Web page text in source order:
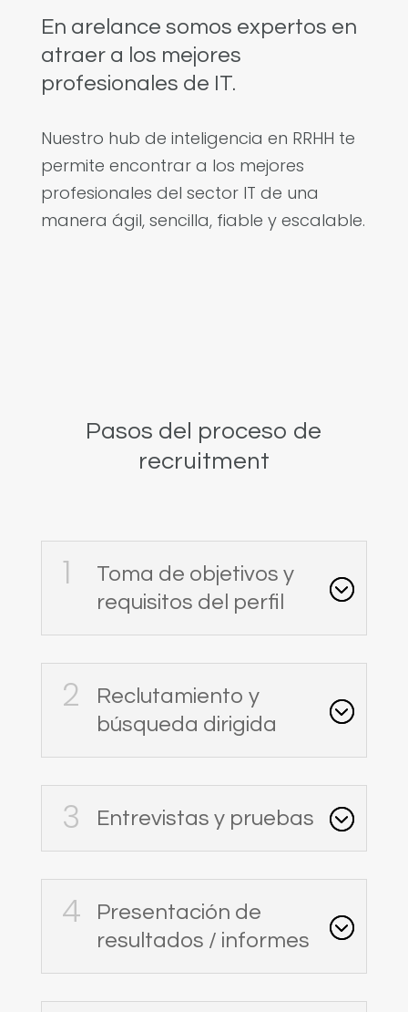
En arelance somos expertos en
atraer a los mejores
profesionales de IT.
Nuestro hub de inteligencia en RRHH te
permite encontrar a los mejores
profesionales del sector IT de una
manera ágil, sencilla, fiable y escalable.
Pasos del proceso de
recruitment
Toma de objetivos y
requisitos del perfil
Reclutamiento y
búsqueda dirigida
Entrevistas y pruebas
Presentación de
resultados / informes